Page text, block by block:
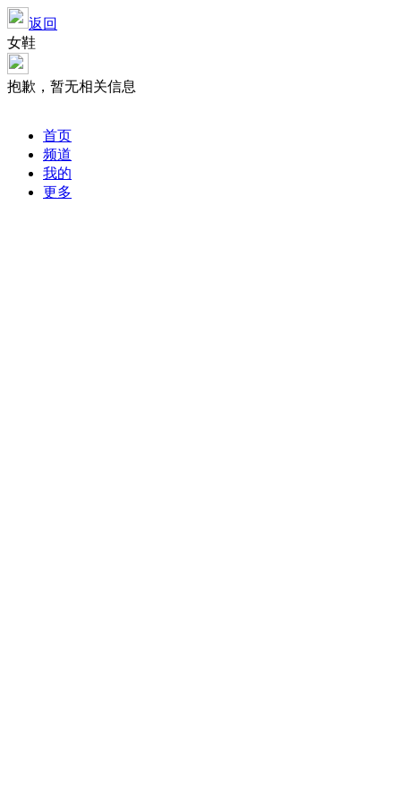
返回
女鞋
抱歉，暂无相关信息
首页
频道
我的
更多